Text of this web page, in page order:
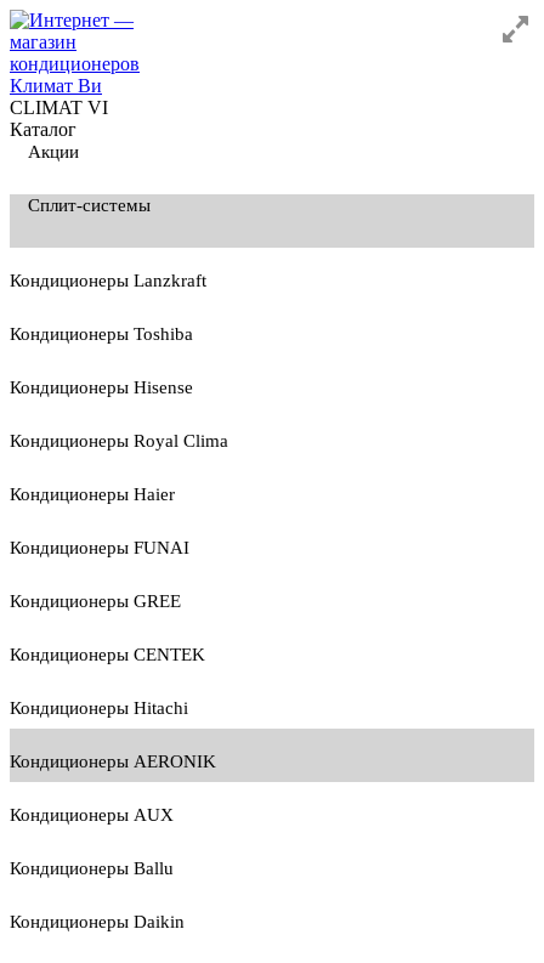
CLIMAT VI
Каталог
Акции
Сплит-системы
Кондиционеры Lanzkraft
Кондиционеры Toshiba
Кондиционеры Hisense
Кондиционеры Royal Clima
Кондиционеры Haier
Кондиционеры FUNAI
Кондиционеры GREE
Кондиционеры CENTEK
Кондиционеры Hitachi
Кондиционеры AERONIK
Кондиционеры AUX
Кондиционеры Ballu
Кондиционеры Daikin